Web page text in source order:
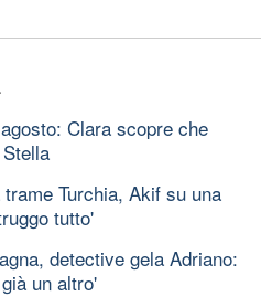
Clara scopre che
Turchia, Akif su una
tutto'
detective gela Adriano:
un altro'